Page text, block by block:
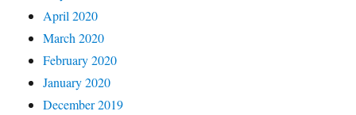
April 2020
March 2020
February 2020
January 2020
December 2019